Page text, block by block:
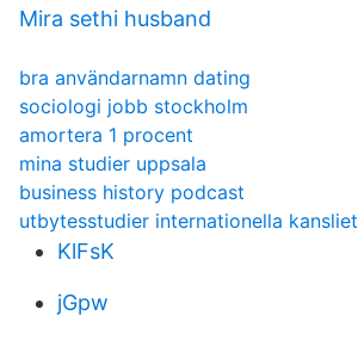
Mira sethi husband
bra användarnamn dating
sociologi jobb stockholm
amortera 1 procent
mina studier uppsala
business history podcast
utbytesstudier internationella kansliet
KlFsK
jGpw